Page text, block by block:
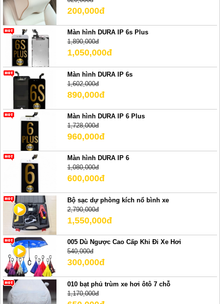
200,000đ
Màn hình DURA IP 6s Plus
1,890,000đ
1,050,000đ
Màn hình DURA IP 6s
1,602,000đ
890,000đ
Màn hình DURA IP 6 Plus
1,728,000đ
960,000đ
Màn hình DURA IP 6
1,080,000đ
600,000đ
Bộ sạc dự phòng kích nổ bình xe
2,790,000đ
1,550,000đ
005 Dù Ngược Cao Cấp Khi Đi Xe Hơi
540,000đ
300,000đ
010 bạt phủ trùm xe hơi ôtô 7 chỗ
1,170,000đ